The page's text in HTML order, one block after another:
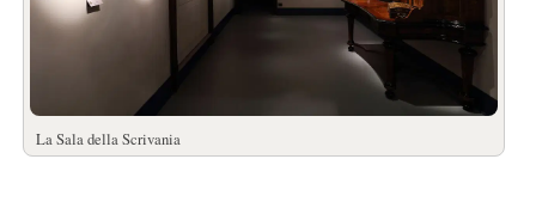
La Sala della Scrivania